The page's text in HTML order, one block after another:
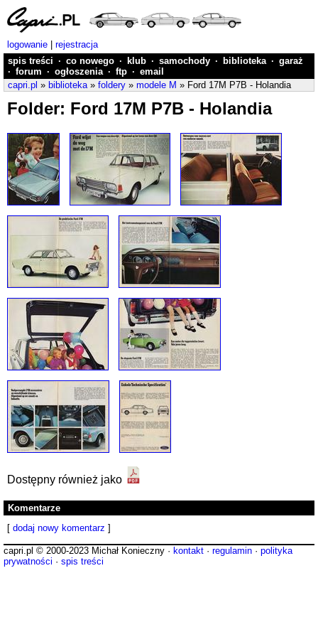
logowanie
rejestracja
spis treści · co nowego · klub · samochody · biblioteka · garaż
· forum · ogłoszenia · ftp · email
capri.pl » biblioteka» foldery » modele M » Ford 17M P7B - Holandia
Folder: Ford 17M P7B - Holandia
Dostępny również jako
Komentarze
[ dodaj nowy komentarz ]
capri.pl © 2000-2023 Michał Konieczny · kontakt · regulamin · polityka
prywatności · spis treści